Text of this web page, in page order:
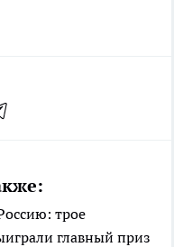
трое
главный приз